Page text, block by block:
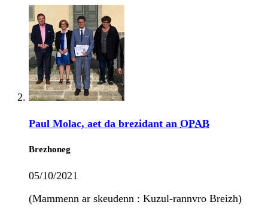
Paul Molac, aet da brezidant an OPAB
Brezhoneg
05/10/2021
(Mammenn ar skeudenn : Kuzul-rannvro Breizh)